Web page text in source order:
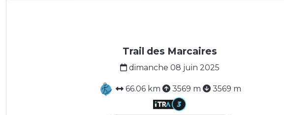
Trail des Marcaires
dimanche 08 juin 2025
66.06 km 3569 m 3569 m